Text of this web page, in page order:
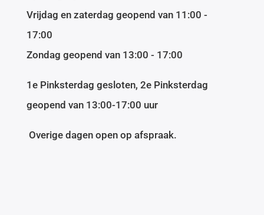
Vrijdag en zaterdag geopend van 11:00 -
17:00
Zondag geopend van 13:00 - 17:00
1e Pinksterdag gesloten, 2e Pinksterdag
geopend van 13:00-17:00 uur
Overige dagen open op afspraak.